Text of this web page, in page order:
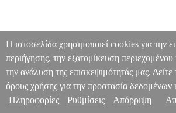
Η ιστοσελίδα χρησιμοποιεί cookies για την
περιήγησης, την εξατομίκευση
την ανάλυση της επισκεψιμότητάς μας.
όρους χρήσης για την προστασία δεδομένων
Πληροφορίες
Ρυθμίσεις Απόρριψη